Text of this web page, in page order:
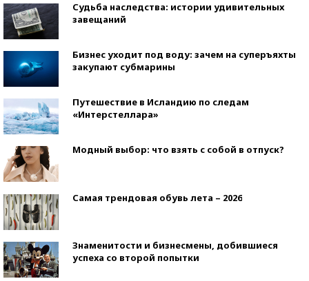
Судьба наследства: истории удивительных
завещаний
Бизнес уходит под воду: зачем на суперъяхты
закупают субмарины
Путешествие в Исландию по следам
«Интерстеллара»
Модный выбор: что взять с собой в отпуск?
Самая трендовая обувь лета – 2026
Знаменитости и бизнесмены, добившиеся
успеха со второй попытки